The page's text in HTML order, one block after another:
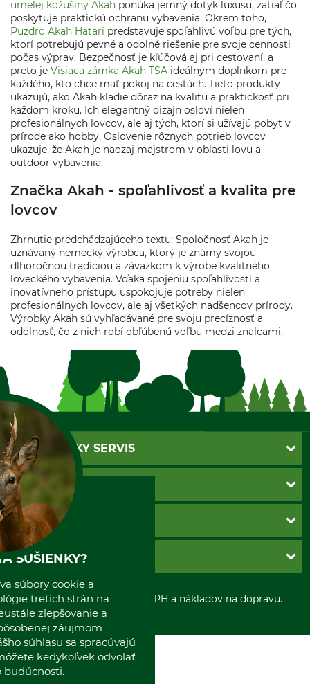
umelej kožušiny Akah ponúka jemný dotyk luxusu, zatiaľ čo
poskytuje praktickú ochranu vybavenia. Okrem toho,
Puzdro Akah Hatari predstavuje spoľahlivú voľbu pre tých,
ktorí potrebujú pevné a odolné riešenie pre svoje cennosti
počas výprav. Bezpečnosť je kľúčová aj pri cestovaní, a
preto je Visiaca zámka Akah TSA ideálnym doplnkom pre
každého, kto chce mať pokoj na cestách. Tieto produkty
ukazujú, ako Akah kladie dôraz na kvalitu a praktickosť pri
každom kroku. Ich elegantný dizajn osloví nielen
profesionálnych lovcov, ale aj tých, ktorí si užívajú pobyt v
prírode ako hobby. Oslovenie rôznych potrieb lovcov
ukazuje, že Akah je naozaj majstrom v oblasti lovu a
outdoor vybavenia.
Značka Akah - spoľahlivosť a kvalita pre
lovcov
Zhrnutie predchádzajúceho textu: Spoločnosť Akah je
uznávaný nemecký výrobca, ktorý je známy svojou
dlhoročnou tradíciou a záväzkom k výrobe kvalitného
loveckého vybavenia. Vďaka spojeniu spoľahlivosti a
inovatívneho prístupu uspokojuje potreby nielen
profesionálnych lovcov, ale aj všetkých nadšencov prírody.
Výrobky Akah sú vyhľadávané pre svoju precíznosť a
odolnosť, čo z nich robí obľúbenú voľbu medzi znalcami.
ZÁKAZNÍCKY SERVIS
Kontakt
Katalógy
Newsletter
Nastavenia súborov cookie
INFORMÁCIE
Povinné údaje
Obchodné podmienky
Ochrana osobnych udajov
Otváracie hodiny
Zrušenie objednávky
SPÔSOBY PLATBY
Dobierka
Sepa-inkaso
Osobný odber
GRUBE S.R.O.
O nás
Predajňa
Kolektív GRUBE
Naše pobočky v Európe
*Všetky ceny sú vrátane DPH a nákladov na dopravu.
SUŠIENKY?
súbory cookie a
tretích strán na
zlepšovanie a
záujmom
súhlasu sa spracúvajú
kedykoľvek odvolať
budúcnosti.